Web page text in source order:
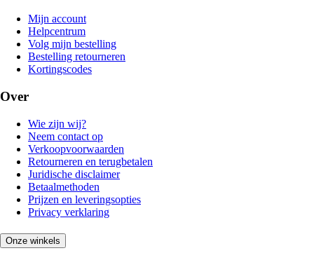
Mijn account
Helpcentrum
Volg mijn bestelling
Bestelling retourneren
Kortingscodes
Over
Wie zijn wij?
Neem contact op
Verkoopvoorwaarden
Retourneren en terugbetalen
Juridische disclaimer
Betaalmethoden
Prijzen en leveringsopties
Privacy verklaring
Onze winkels